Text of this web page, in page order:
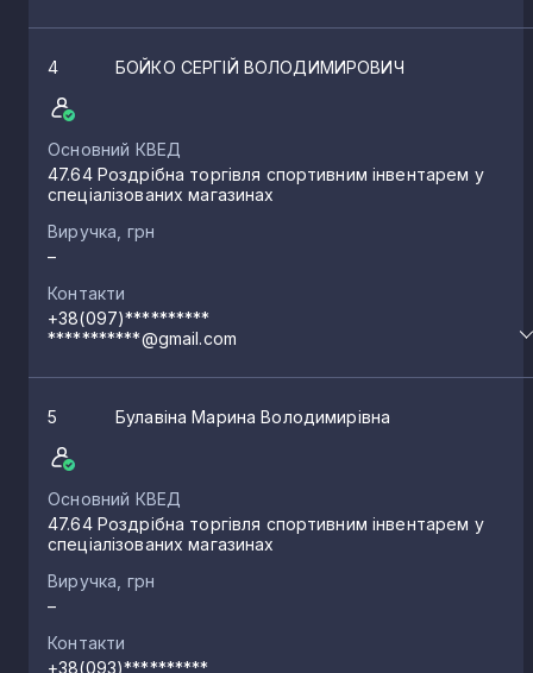
4 БОЙКО СЕРГІЙ ВОЛОДИМИРОВИЧ
Основний КВЕД
47.64 Роздрібна торгівля спортивним інвентарем у
спеціалізованих магазинах
Виручка, грн
–
Контакти
+38(097)**********
***********@gmail.com
5 Булавіна Марина Володимирівна
Основний КВЕД
47.64 Роздрібна торгівля спортивним інвентарем у
спеціалізованих магазинах
Виручка, грн
–
Контакти
+38(093)**********